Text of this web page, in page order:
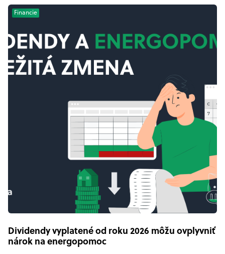
Financie
Dividendy vyplatené od roku 2026 môžu ovplyvniť
nárok na energopomoc